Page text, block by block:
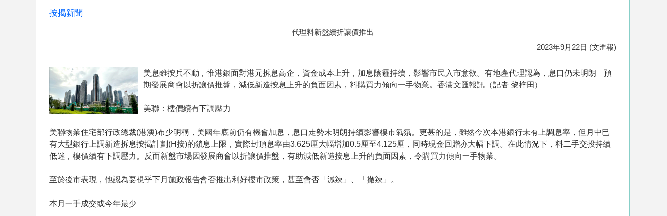
按揭新聞
代理料新盤續折讓價推出
2023年9月22日 (文匯報)
美息雖按兵不動，惟港銀面對港元拆息高企，資金成本上升，加息陰霾持續，影響市民入市意欲。有地產代理認為，息口仍未明朗，預
期發展商會以折讓價推盤，減低新造按息上升的負面因素，料購買力傾向一手物業。香港文匯報訊（記者 黎梓田）
美聯：樓價續有下調壓力
美聯物業住宅部行政總裁(港澳)布少明稱，美國年底前仍有機會加息，息口走勢未明朗持續影響樓市氣氛。更甚的是，雖然今次本港銀行未有上調息率，但月中已
有大型銀行上調新造拆息按揭計劃(H按)的鎖息上限，實際封頂息率由3.625厘大幅增加0.5厘至4.125厘，同時現金回贈亦大幅下調。在此情況下，料二手交投持續
低迷，樓價續有下調壓力。反而新盤市場因發展商會以折讓價推盤，有助減低新造按息上升的負面因素，令購買力傾向一手物業。
至於後市表現，他認為要視乎下月施政報告會否推出利好樓市政策，甚至會否「減辣」、「撤辣」。
本月一手成交或今年最少